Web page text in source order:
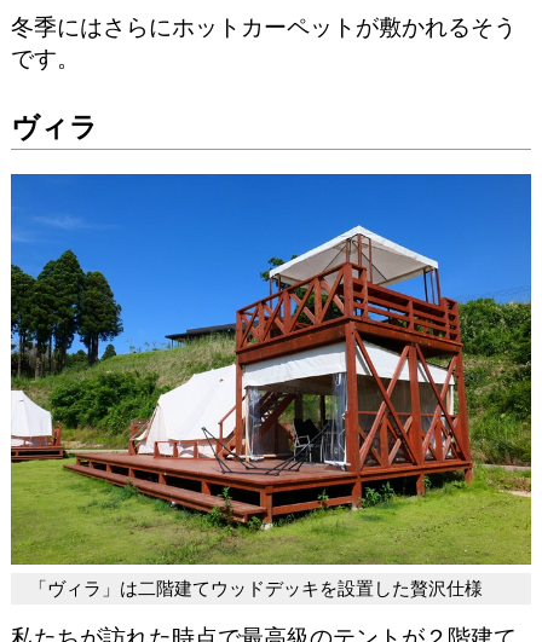
冬季にはさらにホットカーペットが敷かれるそう
です。
ヴィラ
「ヴィラ」は二階建てウッドデッキを設置した贅沢仕様